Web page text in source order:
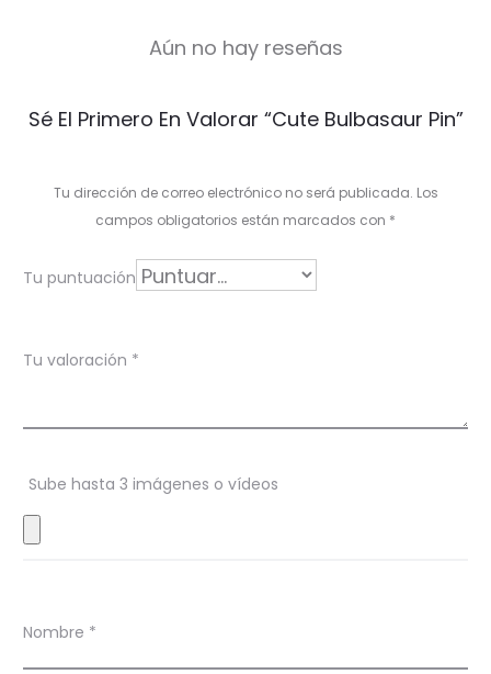
V
a
r
i
o
e
s
Aún no hay reseñas
Sé El Primero En Valorar “Cute Bulbasaur Pin”
Tu dirección de correo electrónico no será publicada. Los
campos obligatorios están marcados con *
Tu puntuación
Tu valoración *
Sube hasta 3 imágenes o vídeos
Nombre *